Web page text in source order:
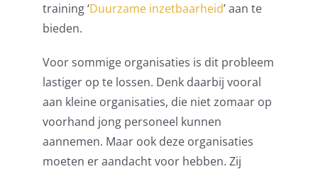
training‘Duurzame inzetbaarheid’ aan te
bieden.
Voor sommige organisaties is dit probleem
lastiger op te lossen. Denk daarbij vooral
aan kleine organisaties, die niet zomaar op
voorhand jong personeel kunnen
aannemen. Maar ook deze organisaties
moeten er aandacht voor hebben. Zij